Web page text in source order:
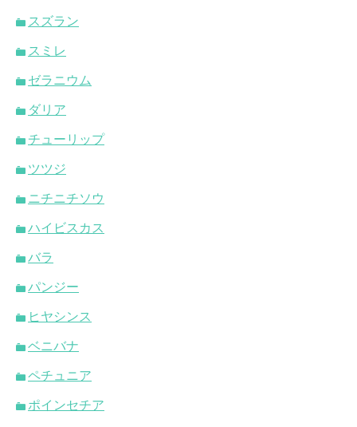
スズラン
スミレ
ゼラニウム
ダリア
チューリップ
ツツジ
ニチニチソウ
ハイビスカス
バラ
パンジー
ヒヤシンス
ベニバナ
ペチュニア
ポインセチア